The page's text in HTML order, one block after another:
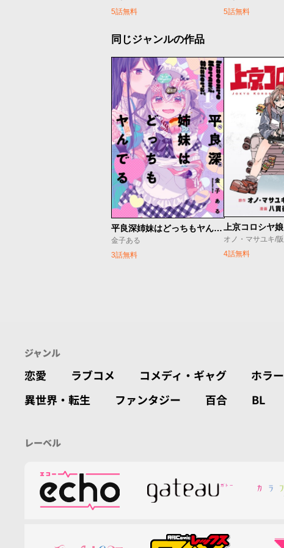
5話無料
5話無料
同じジャンルの作品
平良深姉妹はどっちもヤんでる
金子ある
3話無料
上京コロシヤ娘
4話無料
ジャンル
恋愛 ラブコメ コメディ・ギャグ ホラー
異世界・転生
ファンタジー 百合 BL
レーベル